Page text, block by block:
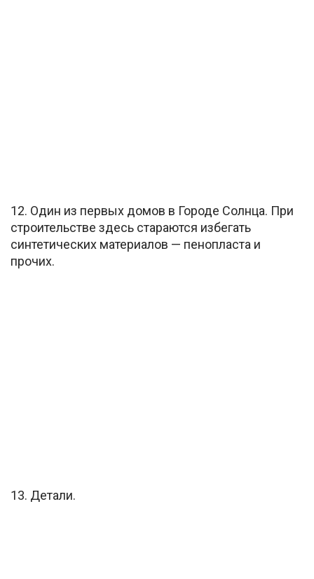
12. Один из первых домов в Городе Солнца. При
строительстве здесь стараются избегать
синтетических материалов — пенопласта и
прочих.
13. Детали.